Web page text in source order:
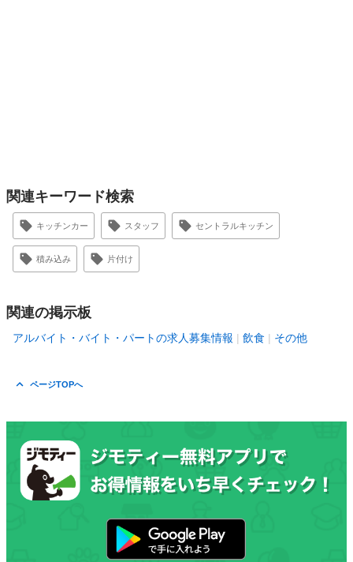
関連キーワード検索
キッチンカー スタッフ セントラルキッチン
積み込み 片付け
関連の掲示板
アルバイト・バイト・パートの求人募集情報 飲食 その他
ページTOPへ